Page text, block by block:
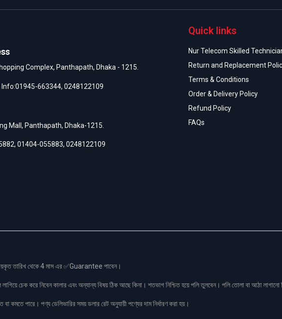
Complex, Panthapath, Dhaka - 1215.
Info:01945-663344, 0248122109
Mall, Panthapath, Dhaka-1215.
, 01404-055883, 0248122109
Quick links
Nur Telecom Skilled
Return and Replacement
Terms & Conditions
Order & Delivery Policy
Refund Policy
FAQs
তারিখ থেকে 4 মাস এর ✅Guarantee পাবেন।
চেক করে নিবেন কালার এবং অন্যান্য বিষয় ঠিক আছে কিনা। শতভাগ নিশ্চিত হয়ে পলি তুলবেন। পলি তোলা বা আঠা
কমতে পারে। পণ্য ডেলিভারির সময় ডলার রেট অনুযায়ী পণ্যের দাম নির্ধারণ করা হয়।